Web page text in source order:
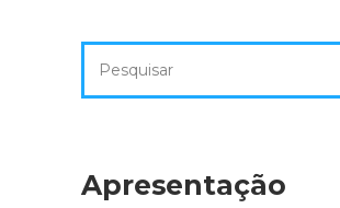
por:
Apresentação